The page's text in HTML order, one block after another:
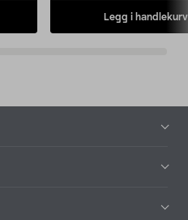
Legg i handlekurv